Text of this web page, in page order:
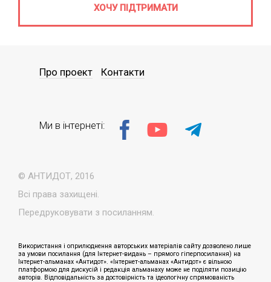
ХОЧУ ПІДТРИМАТИ
© АНТИДОТ, 2016
Всі права захищені.
Передруковувати з посиланням.
Про проект Контакти
Ми в інтернеті:
Використання і оприлюднення авторських матеріалів сайту дозволено лише
за умови посилання (для Інтернет-видань – прямого гіперпосилання) на
Інтернет-альманах «Антидот». «Інтернет-альманах «Антидот» є вільною
платформою для дискусій і редакція альманаху може не поділяти позицію
авторів. Відповідальність за достовірність та ідеологічну спрямованість